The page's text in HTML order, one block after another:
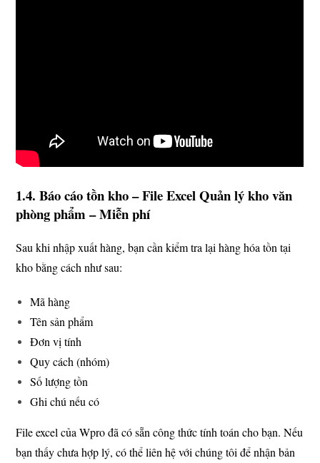
1.4. Báo cáo tồn kho – File Excel Quản lý kho văn
phòng phẩm – Miễn phí
Sau khi nhập xuất hàng, bạn cần kiểm tra lại hàng hóa tồn tại
kho bằng cách như sau:
Mã hàng
Tên sản phẩm
Đơn vị tính
Quy cách (nhóm)
Số lượng tồn
Ghi chú nếu có
File excel của Wpro đã có sẵn công thức tính toán cho bạn. Nếu
bạn thấy chưa hợp lý, có thể liên hệ với chúng tôi để nhận bản